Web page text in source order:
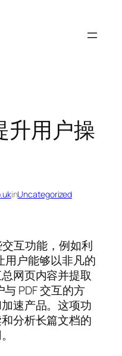
升用户操
inUncategorized
互功能，例如利
用户能够以非凡的
网页内容并提取
PDF 交互的方
速产品。这项功
分析长篇文档的